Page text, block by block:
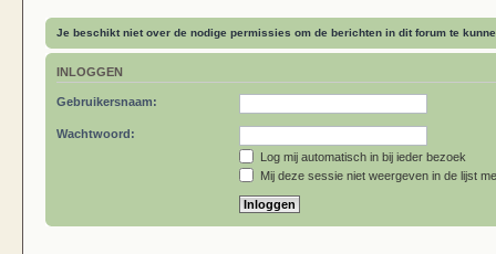
Je beschikt niet over de nodige permissies om de berichten in dit forum te
INLOGGEN
Gebruikersnaam:
Wachtwoord:
Log mij automatisch in bij ieder bezoek
Mij deze sessie niet weergeven in de lijst